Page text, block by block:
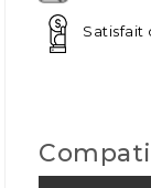
Satisfait